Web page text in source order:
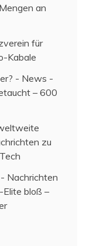
an
für
Kabale
- News -
– 600
zu
Nachrichten
bloß –